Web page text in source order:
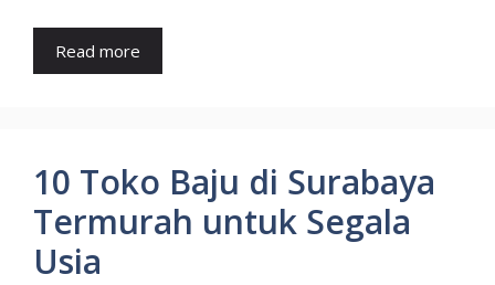
Read more
10 Toko Baju di Surabaya
Termurah untuk Segala
Usia